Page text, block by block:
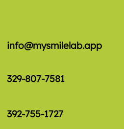
info@mysmilelab.app
329-807-7581
392-755-1727